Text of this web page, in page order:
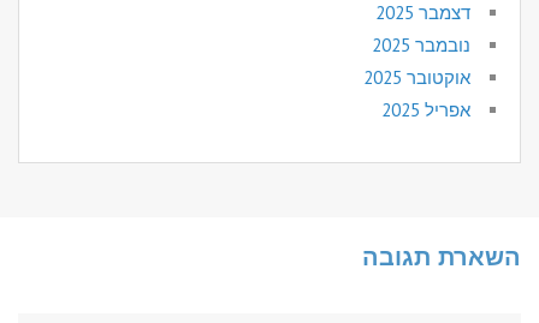
דצמבר 2025
נובמבר 2025
אוקטובר 2025
אפריל 2025
השארת תגובה